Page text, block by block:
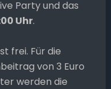
Party und das
Uhr.
frei. Für die
von 3 Euro
werden die